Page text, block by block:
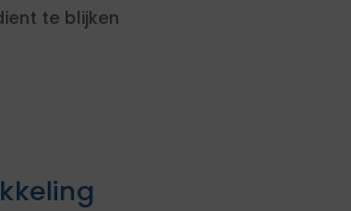
te blijken